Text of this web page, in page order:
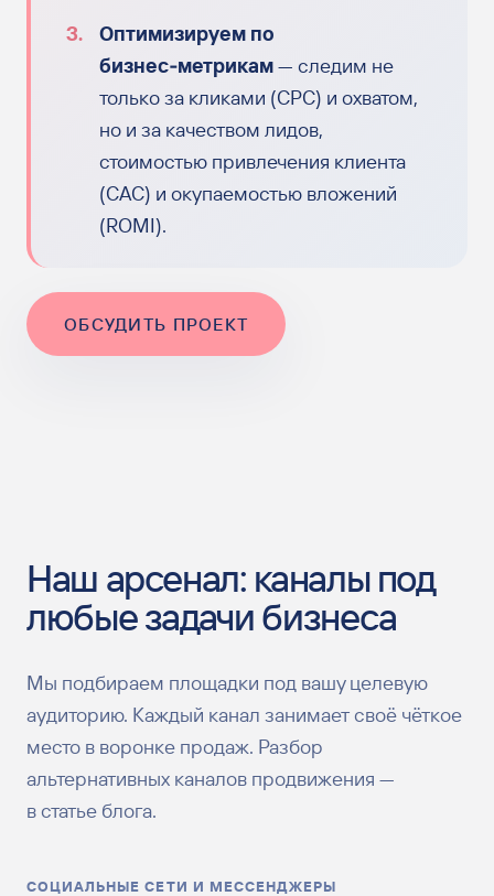
Оптимизируем по
бизнес‑метрикам— следим не
только за кликами (CPC) и охватом,
но и за качеством лидов,
стоимостью привлечения клиента
(CAC) и окупаемостью вложений
(ROMI).
ОБСУДИТЬ ПРОЕКТ
Наш арсенал: каналы под
любые задачи бизнеса
Мы подбираем площадки под вашу целевую
аудиторию. Каждый канал занимает своё чёткое
место в воронке продаж. Разбор
альтернативных каналов продвижения —
встатье блога.
СОЦИАЛЬНЫЕ СЕТИ И МЕССЕНДЖЕРЫ